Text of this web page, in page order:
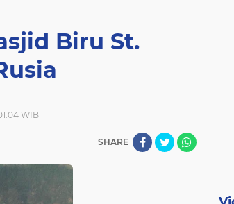
Biru St.
WIB
SHARE